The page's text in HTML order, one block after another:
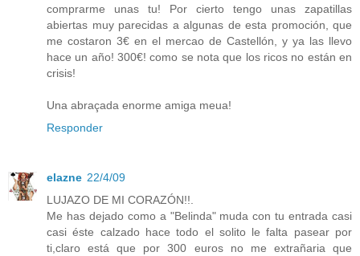
comprarme unas tu! Por cierto tengo unas zapatillas
abiertas muy parecidas a algunas de esta promoción, que
me costaron 3€ en el mercao de Castellón, y ya las llevo
hace un año! 300€! como se nota que los ricos no están en
crisis!
Una abraçada enorme amiga meua!
Responder
elazne 22/4/09
LUJAZO DE MI CORAZÓN!!.
Me has dejado como a "Belinda" muda con tu entrada casi
casi éste calzado hace todo el solito le falta pasear por
ti,claro está que por 300 euros no me extrañaria que